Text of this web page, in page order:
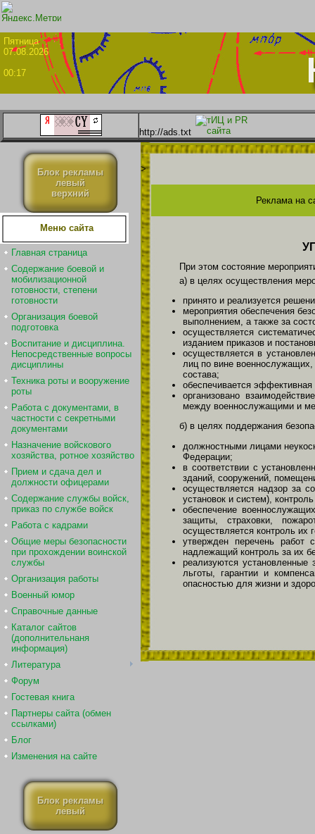
07.08.2026
00:17
http://ads.txt
Блок рекламы
левый
верхний
Меню сайта
Главная страница
Содержание боевой и
мобилизационной
готовности, степени
готовности
Организация боевой
подготовка
Воспитание и дисциплина.
Непосредственные вопросы
дисциплины
Техника роты и вооружение
роты
Работа с документами, в
частности с секретными
документами
Назначение войскового
хозяйства, ротное хозяйство
Прием и сдача дел и
должности офицерами
Содержание службы войск,
приказ по службе войск
Работа с кадрами
Общие меры безопасности
при прохождении воинской
службы
Организация работы
Военный юмор
Справочные данные
Каталог сайтов
(дополнительнаня
информация)
Литература
Форум
Гостевая книга
Партнеры сайта (обмен
ссылками)
Блог
Изменения на сайте
Блок рекламы
левый
>
Реклама на
При этом состояние
а) в целях осуществления
принято и реализуется
мероприятия обеспечения
выполнением, а также за
осуществляется
изданием приказов и
осуществляется в
лиц по вине военнослужащих,
состава;
обеспечивается
организовано
между военнослужащими и
б) в целях поддержания
должностными лицами
Федерации;
в соответствии с
зданий, сооружений,
осуществляется надзор за
установок и систем),
обеспечение
защиты, страховки,
осуществляется контроль их
утвержден перечень работ
надлежащий контроль за их
реализуются
льготы, гарантии и
опасностью для жизни и